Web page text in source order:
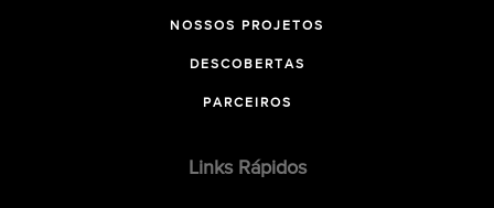
NOSSOS PROJETOS
DESCOBERTAS
PARCEIROS
Links Rápidos